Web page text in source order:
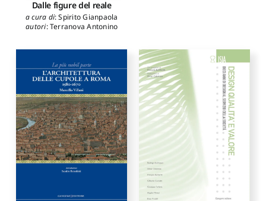
Dalle figure del reale
a cura di:Spirito Gianpaola
autori:Terranova Antonino